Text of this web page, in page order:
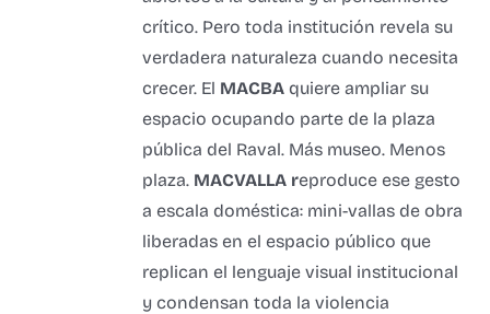
crítico. Pero toda institución revela su
verdadera naturaleza cuando necesita
crecer. El MACBA quiere ampliar su
espacio ocupando parte de la plaza
pública del Raval. Más museo. Menos
plaza. MACVALLA reproduce ese gesto
a escala doméstica: mini-vallas de obra
liberadas en el espacio público que
replican el lenguaje visual institucional
y condensan toda la violencia